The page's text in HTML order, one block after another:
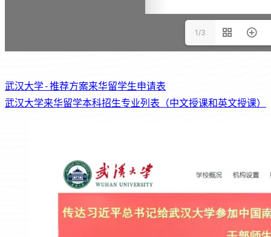
1/3
武汉大学-推荐方案来华留学生申请表
武汉大学来华留学本科招生专业列表（中文授课和英文授课）